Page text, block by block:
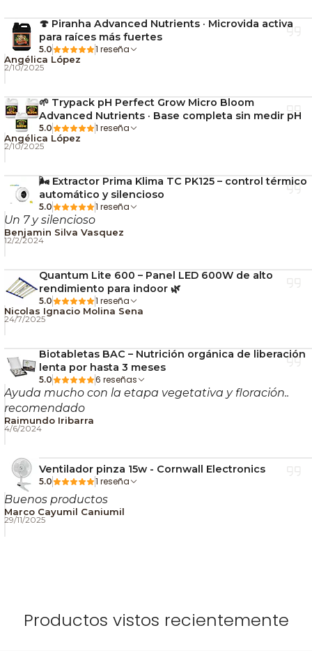
🍄 Piranha Advanced Nutrients · Microvida activa
para raíces más fuertes
5.0 1 reseña
Angélica López
2/10/2025
🌱 Trypack pH Perfect Grow Micro Bloom
Advanced Nutrients · Base completa sin medir pH
5.0 1 reseña
Angélica López
2/10/2025
🌬️ Extractor Prima Klima TC PK125 – control térmico
automático y silencioso
5.0 1 reseña
Un 7 y silencioso
Benjamin Silva Vasquez
12/2/2024
Quantum Lite 600 – Panel LED 600W de alto
rendimiento para indoor 🌿
5.0 1 reseña
Nicolas Ignacio Molina Sena
24/7/2025
Biotabletas BAC – Nutrición orgánica de liberación
lenta por hasta 3 meses
5.0 6 reseñas
Ayuda mucho con la etapa vegetativa y floración..
recomendado
Raimundo Iribarra
4/6/2024
Ventilador pinza 15w - Cornwall Electronics
5.0 1 reseña
Buenos productos
Marco Cayumil Caniumil
29/11/2025
Productos vistos recientemente